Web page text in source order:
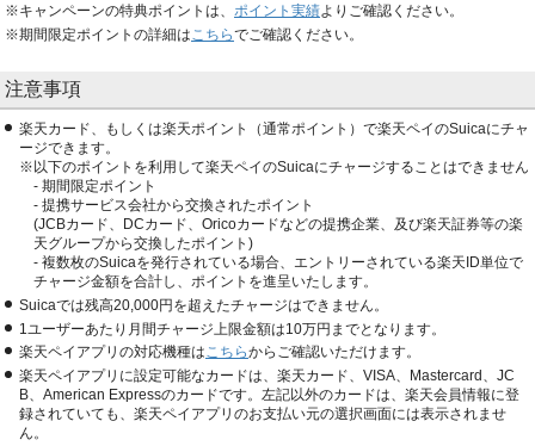
キャンペーンの特典ポイントは、 ポイント実績よりご確認ください。
期間限定ポイントの詳細は こちらでご確認ください。
注意事項
楽天カード、もしくは楽天ポイント（通常ポイント）で楽天ペイのSuicaにチャ
ージできます。
以下のポイントを利用して楽天ペイのSuicaにチャージすることはできません
- 期間限定ポイント
- 提携サービス会社から交換されたポイント
(JCBカード、DCカード、Oricoカードなどの提携企業、及び楽天証券等の楽
天グループから交換したポイント)
- 複数枚のSuicaを発行されている場合、エントリーされている楽天ID単位で
チャージ金額を合計し、ポイントを進呈いたします。
Suicaでは残高20,000円を超えたチャージはできません。
1ユーザーあたり月間チャージ上限金額は10万円までとなります。
楽天ペイアプリの対応機種はこちらからご確認いただけます。
楽天ペイアプリに設定可能なカードは、楽天カード、VISA、Mastercard、JC
B、American Expressのカードです。左記以外のカードは、楽天会員情報に登
録されていても、楽天ペイアプリのお支払い元の選択画面には表示されませ
ん。